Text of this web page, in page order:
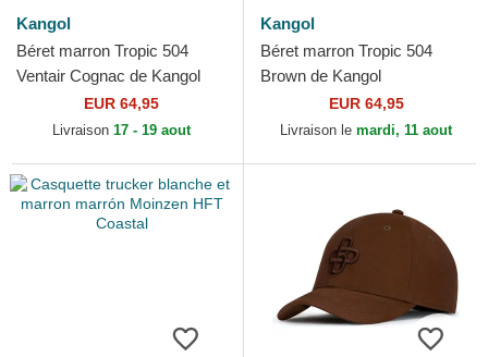
Kangol
Béret marron Tropic 504
Ventair Cognac de Kangol
EUR 64,95
Livraison 17 - 19 aout
Kangol
Béret marron Tropic 504
Brown de Kangol
EUR 64,95
Livraison le mardi, 11 aout